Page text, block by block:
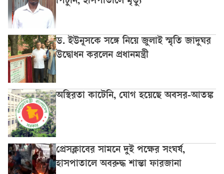
ড. ইউনূসকে সঙ্গে নিয়ে জুলাই স্মৃতি জাদুঘর
উদ্বোধন করলেন প্রধানমন্ত্রী
অস্থিরতা কাটেনি, যোগ হয়েছে অবসর-আতঙ্ক
প্রেসক্লাবের সামনে দুই পক্ষের সংঘর্ষ,
হাসপাতালে অবরুদ্ধ শান্তা ফারজানা